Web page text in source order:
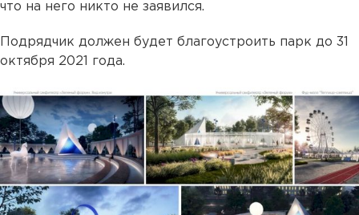
что на него никто не заявился.
Подрядчик должен будет благоустроить парк до 31
октября 2021 года.